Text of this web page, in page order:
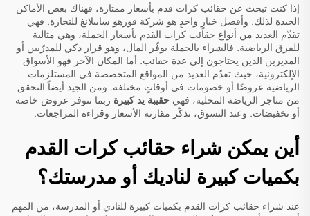
إذا كنت تبحث عن حقائب كرات قدم بأسعار ممتازة، فهناك بعض الأماكن
الجيدة لذلك. وأفضل خيارٍ واحدٍ هو شركة فوزهو سايبلانغ للتجارة. فهي
تقدّم العديد من أنواع حقائب كرات القدم بأسعار الجملة، وهي مثالية
للفرق الرياضية. فالشراء بالجملة يوفّر المال، وهو قرار ذكي للمدرّبين أو
المديرين الذين يحتاجون إلى عدة حقائب. أما المكان الآخر فهو الأسواق
الإلكترونية، حيث تقدّم العديد من المواقع المتخصصة في المستلزمات
الرياضية عروضًا أو خصومات في أوقاتٍ مختلفة. ومن الجيد أيضاً التحقق
من متاجر الرياضة المحلية، فهي حقيبة يد كبيرة ربما تتوفر عروض خاصة
أو تخفيضات. وعند التسوق، تذكّر مقارنة الأسعار وقراءة المراجعات.
أين يمكن شراء حقائب كرات القدم
بكميات كبيرة لناديك أو مدرستك؟
عند شراء حقائب كرات القدم بكميات كبيرة للنادي أو المدرسة، من المهم